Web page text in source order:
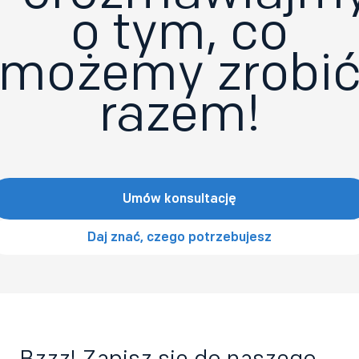
o tym, co
razem!
Umów konsultację
Daj znać, czego potrzebujesz